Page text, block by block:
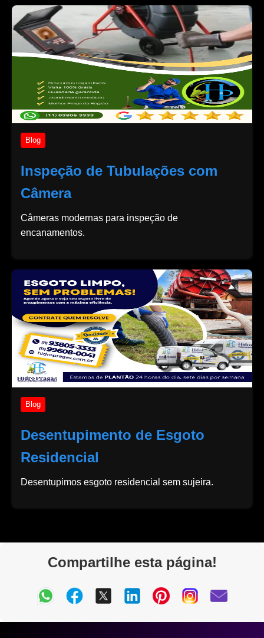
Blog
Inspeção de Tubulações com
Câmera
Câmeras modernas para inspeção de
encanamentos.
Blog
Desentupimento de Esgoto
Residencial
Desentupimos esgoto residencial sem sujeira.
Compartilhe esta página!